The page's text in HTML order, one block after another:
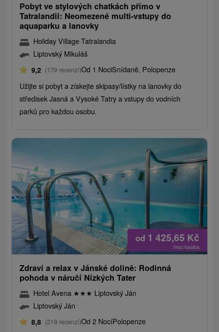
Pobyt ve stylových chatkách přímo v
Tatralandii: Neomezené multi-vstupy do
aquaparku a lanovky
Holiday Village Tatralandia
Liptovský Mikuláš
9,2 (179 recenzí)Od 1 NociSnídaně, Polopenze
Užijte si pobyt a získejte skipasy/lístky na lanovky do
středisek Jasná a Vysoké Tatry a vstupy do vodních
parků pro každou osobu.
od 1 425,65 Kč
/noc/osoba
Zdraví a relax v Jánské dolině: Rodinná
pohoda v náručí Nízkých Tater
Hotel Avena ★★★ Liptovský Ján
Liptovský Ján
8,8 (219 recenzí)Od 2 NocíPolopenze